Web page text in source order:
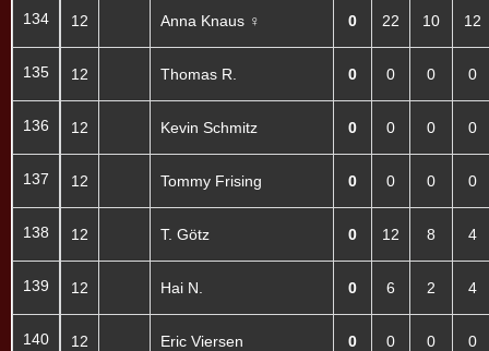
134
135
136
137
138
139
140
12 Anna Knaus ♀ 0 22 10 12
12 Thomas R. 0 0 0 0
12 Kevin Schmitz 0 0 0 0
12 Tommy Frising 0 0 0 0
12 T. Götz 0 12 8 4
12 Hai N. 0 6 2 4
12 Eric Viersen 0 0 0 0